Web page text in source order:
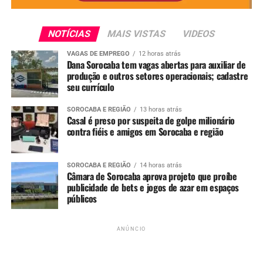
“Vamos entregar o melhor produto final aos
região central da cidade, especialmente no mês de
NOTÍCIAS MAIS VISTAS VIDEOS
VAGAS DE EMPREGO 12 horas atrás
Dana Sorocaba tem vagas abertas para auxiliar de
produção e outros setores operacionais; cadastre
seu currículo
SOROCABA E REGIÃO 13 horas atrás
Casal é preso por suspeita de golpe milionário
contra fiéis e amigos em Sorocaba e região
SOROCABA E REGIÃO 14 horas atrás
Câmara de Sorocaba aprova projeto que proíbe
publicidade de bets e jogos de azar em espaços
públicos
ANÚNCIO